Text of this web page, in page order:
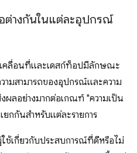
ต่างกันในแต่ละอุปกรณ์
คลื่อนที่และเดสก์ท็อปมีลักษณะ
ามสามารถของอุปกรณ์และความ
ผลอย่างมากต่อเกณฑ์ "ความเป็น
กกันสำหรับแต่ละรายการ
ใช้เกี่ยวกับประสบการณ์ที่ดีหรือไม่